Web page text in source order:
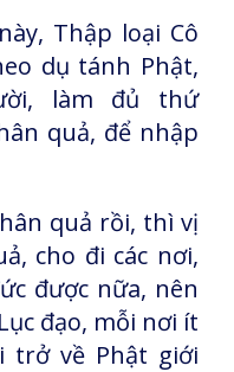
Thập loại Cô
dụ tánh Phật,
làm đủ thứ
quả, để nhập
quả rồi, thì vị
cho đi các nơi,
được nữa, nên
đạo, mỗi nơi ít
trở về Phật giới